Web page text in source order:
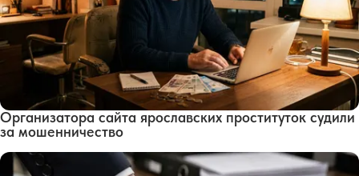
Организатора сайта ярославских проституток судили
за мошенничество